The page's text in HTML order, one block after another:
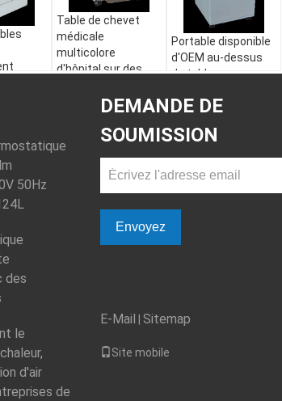
Table de chevet
médicale
multicolore
d'hôpital sur des
500x510x700mm
Portable disponible
d'OEM au-dessus
du tableau
de lit avec 2 tiroirs
50Hz
des
le
d'air
de
DEMANDE DE
SOUMISSION
Envoyez
E-Mail Sitemap
Site mobile